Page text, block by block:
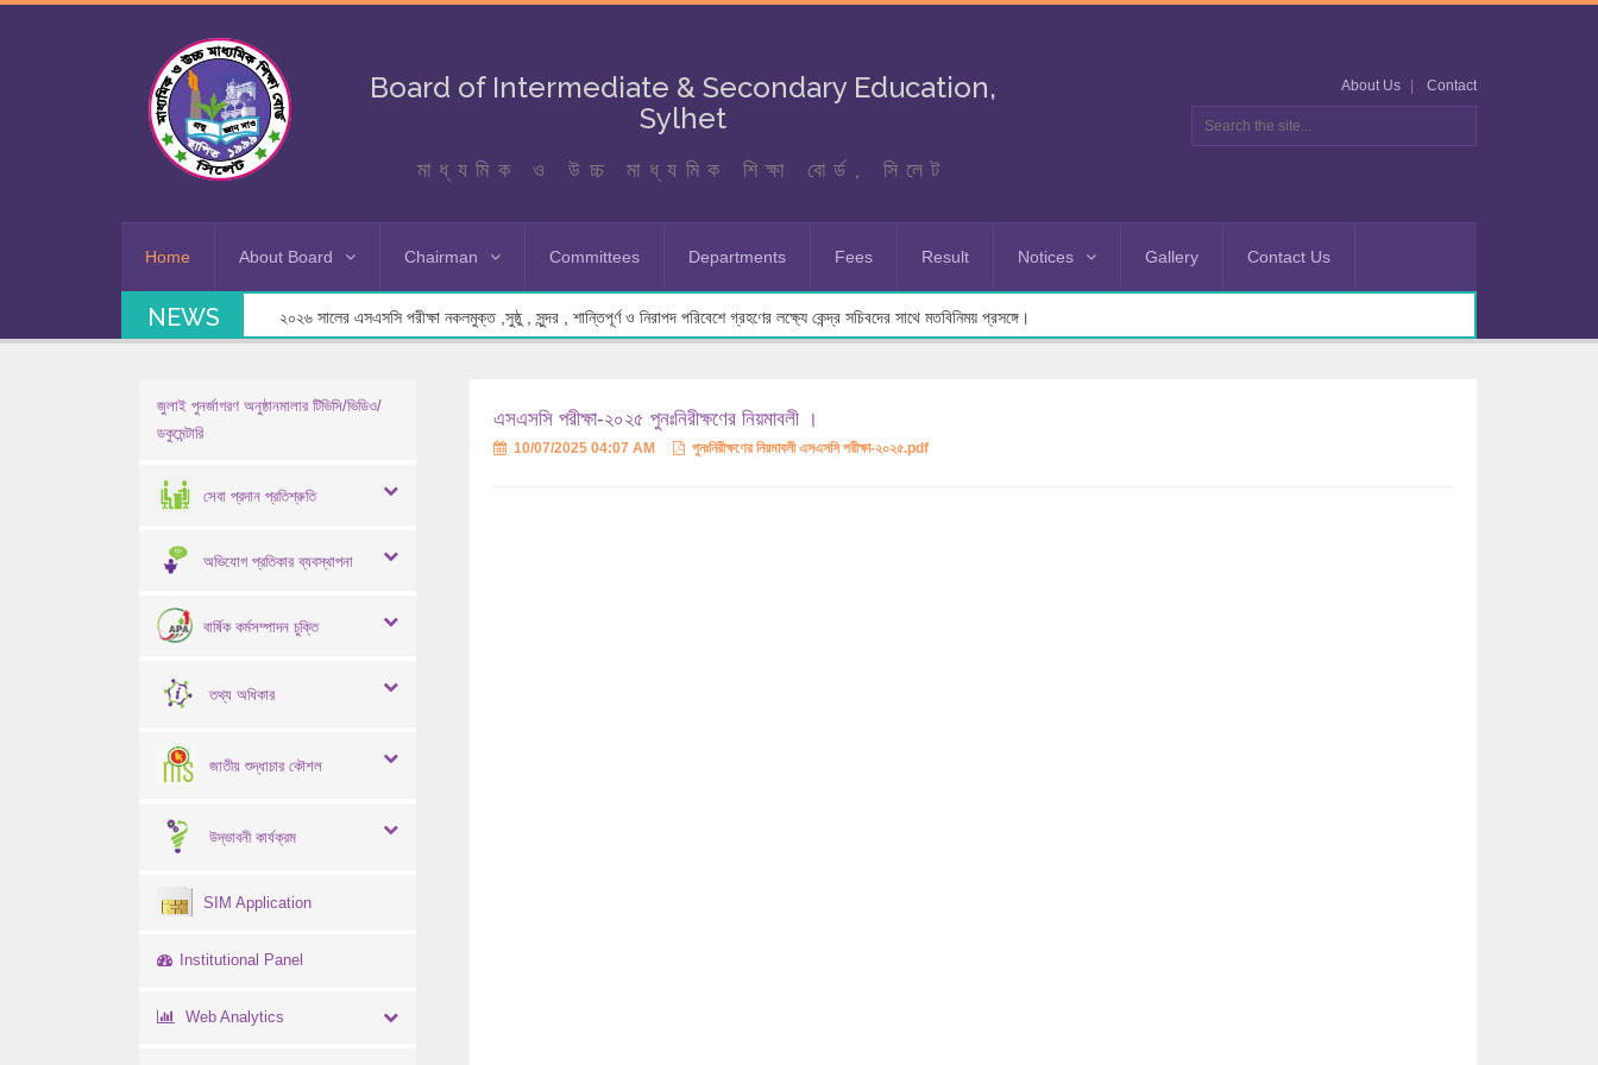
Board of Intermediate & Secondary Education,
Sylhet
মাধ্যমিক ও উচ্চ মাধ্যমিক শিক্ষা বোর্ড, সিলেট
About Us Contact
Home About Board Chairman Committees Departments Fees Result Notices Gallery Contact Us
NEWS ২০২৬ সালের এসএসসি পরীক্ষা নকলমুক্ত ,সুষ্ঠু , সুন্দর , শান্তিপূর্ণ ও নিরাপদ পরিবেশে গ্রহণের লক্ষ্যে কেন্দ্র সচিবদের সাথে মতবিনিময় প্রসঙ্গে।
জুলাই পুনর্জাগরণ অনুষ্ঠানমালার টিভিসি/ভিডিও/
ডকুমেন্টারি
সেবা প্রদান প্রতিশ্রুতি
অভিযোগ প্রতিকার ব্যবস্থাপনা
বার্ষিক কর্মসম্পাদন চুক্তি
তথ্য অধিকার
জাতীয় শুদ্ধাচার কৌশল
উদ্ভাবনী কার্যক্রম
SIM Application
Institutional Panel
Web Analytics
এসএসসি পরীক্ষা-২০২৫ পুনঃনিরীক্ষণের নিয়মাবলী ।
10/07/2025 04:07 AM পুনঃনিরীক্ষণের নিয়মাবলী এসএসসি পরীক্ষা-২০২৫.pdf